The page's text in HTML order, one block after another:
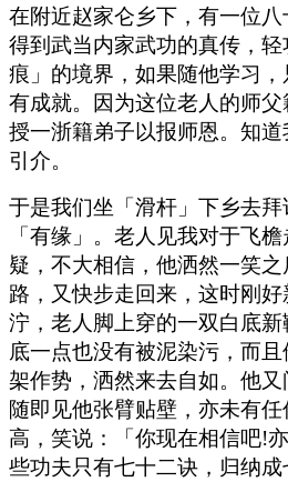
在附近赵家仑乡下，有一位
得到武当内家武功的真传，
痕」的境界，如果随他学习
有成就。因为这位老人的师
授一浙籍弟子以报师恩。知
引介。
于是我们坐「滑杆」下乡去
「有缘」。老人见我对于飞
疑，不大相信，他洒然一笑
路，又快步走回来，这时刚
泞，老人脚上穿的一双白底
底一点也没有被泥染污，而
架作势，洒然来去自如。他
随即见他张臂贴壁，亦未有
高，笑说：「你现在相信吧!
些功夫只有七十二诀，归纳